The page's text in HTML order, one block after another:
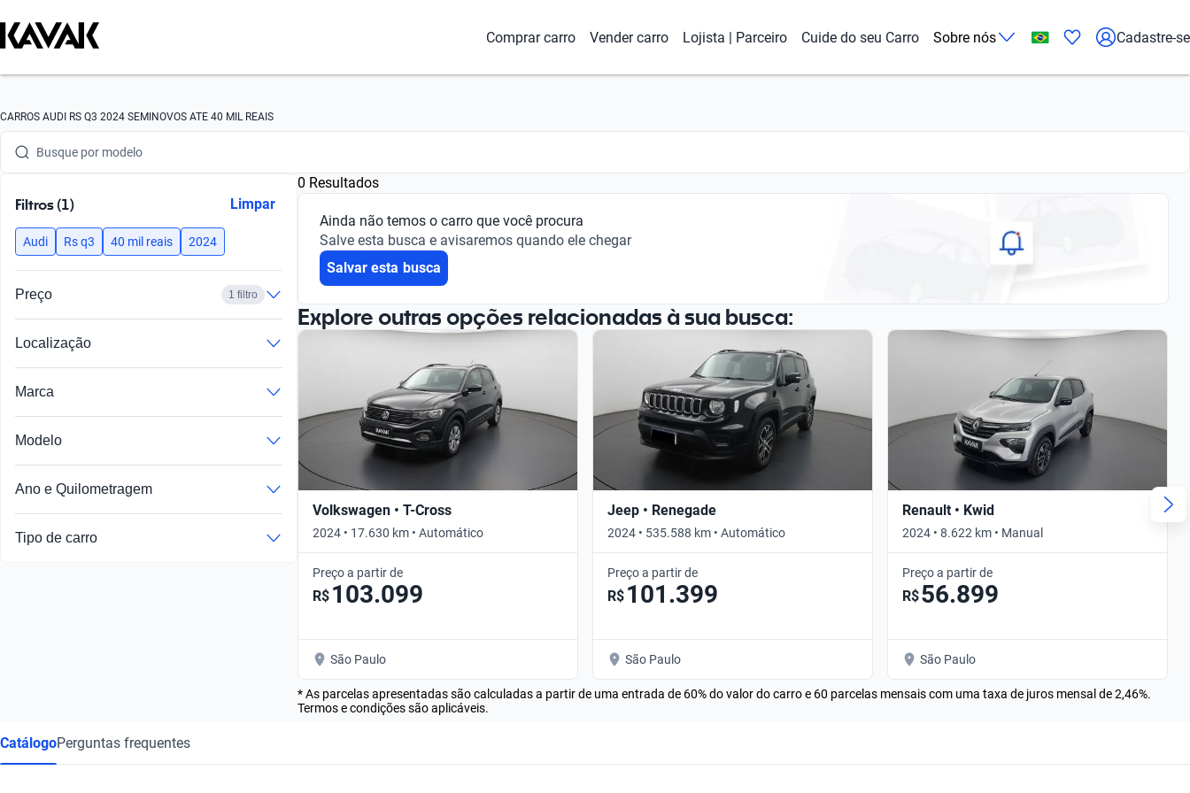
Comprar carro Vender carro Lojista | Parceiro Cuide do seu Carro Sobre nós Cadastre-se
CARROS AUDI RS Q3 2024 SEMINOVOS ATE 40 MIL REAIS
Busque por marca
Busque por modelo
Busque por ano
Busque por marca
Busque por versão
Busque por ano
Filtros (1) Limpar
Audi Rs q3 40 mil reais 2024
Preço 1 filtro
Localização
Marca
Modelo
Ano e Quilometragem
Tipo de carro
0 Resultados
Ainda não temos o carro que você procura
Salve esta busca e avisaremos quando ele chegar
Salvar esta busca
Explore outras opções relacionadas à sua busca:
Volkswagen • T-Cross
2024 • 17.630 km • Automático
Preço a partir de
R$ 103.099
São Paulo
Jeep • Renegade
2024 • 535.588 km • Automático
Preço a partir de
R$ 101.399
São Paulo
Renault • Kwid
2024 • 8.622 km • Manual
Preço a partir de
R$56.899
São Paulo
* As parcelas apresentadas são calculadas a partir de uma entrada de 60% do valor do carro e 60 parcelas mensais com uma taxa de juros mensal de 2,46%.
Termos e condições são aplicáveis.
CatálogoPerguntas frequentes